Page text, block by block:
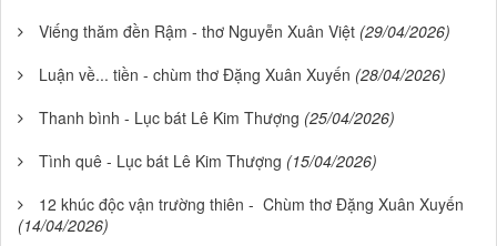
Viếng thăm đền Rậm - thơ Nguyễn Xuân Việt (29/04/2026)
Luận về... tiền - chùm thơ Đặng Xuân Xuyến (28/04/2026)
Thanh bình - Lục bát Lê Kim Thượng (25/04/2026)
Tình quê - Lục bát Lê Kim Thượng (15/04/2026)
12 khúc độc vận trường thiên - Chùm thơ Đặng Xuân Xuyến
(14/04/2026)